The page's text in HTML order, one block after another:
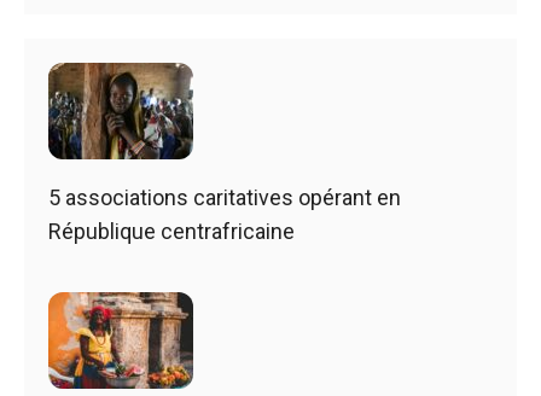
5 associations caritatives opérant en
République centrafricaine